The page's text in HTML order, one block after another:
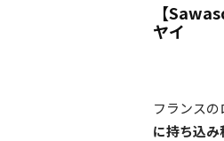
【
ヤイ
フランス
に持ち込